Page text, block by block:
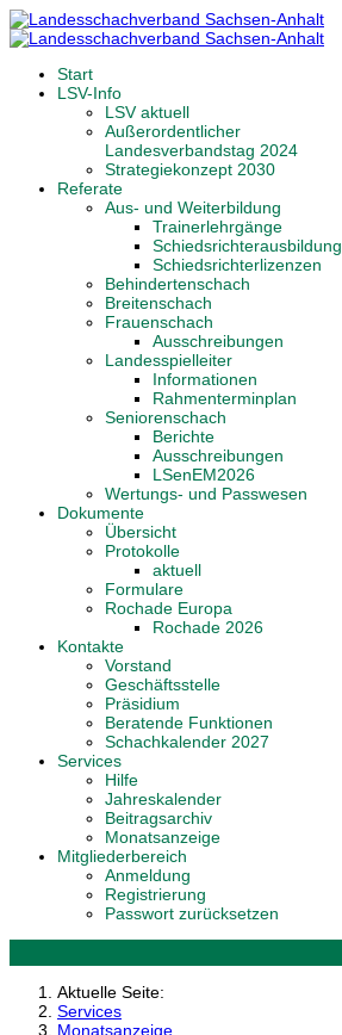
Start
LSV-Info
LSV aktuell
Außerordentlicher
Landesverbandstag 2024
Strategiekonzept 2030
Referate
Aus- und Weiterbildung
Trainerlehrgänge
Schiedsrichterausbildung
Schiedsrichterlizenzen
Behindertenschach
Breitenschach
Frauenschach
Ausschreibungen
Landesspielleiter
Informationen
Rahmenterminplan
Seniorenschach
Berichte
Ausschreibungen
LSenEM2026
Wertungs- und Passwesen
Dokumente
Übersicht
Protokolle
aktuell
Formulare
Rochade Europa
Rochade 2026
Kontakte
Vorstand
Geschäftsstelle
Präsidium
Beratende Funktionen
Schachkalender 2027
Services
Hilfe
Jahreskalender
Beitragsarchiv
Monatsanzeige
Mitgliederbereich
Anmeldung
Registrierung
Passwort zurücksetzen
Aktuelle Seite:
Services
Monatsanzeige